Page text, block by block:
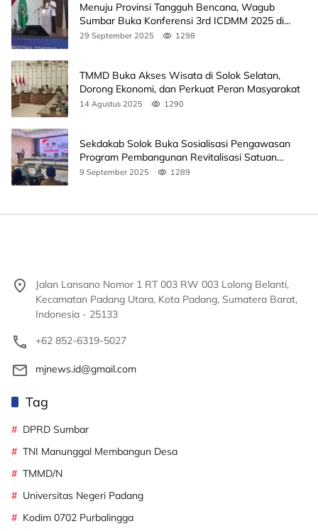
Menuju Provinsi Tangguh Bencana, Wagub
Sumbar Buka Konferensi 3rd ICDMM 2025 di
Unand
29 September 2025 1298
TMMD Buka Akses Wisata di Solok Selatan,
Dorong Ekonomi, dan Perkuat Peran Masyarakat
14 Agustus 2025 1290
Sekdakab Solok Buka Sosialisasi Pengawasan
Program Pembangunan Revitalisasi Satuan
Pendidikan
9 September 2025 1289
Jalan Lansano Nomor 1 RT 003 RW 003 Lolong Belanti,
Kecamatan Padang Utara, Kota Padang, Sumatera Barat,
Indonesia - 25133
+62 852-6319-5027
mjnews.id@gmail.com
Tag
DPRD Sumbar
TNI Manunggal Membangun Desa
TMMD/N
Universitas Negeri Padang
Kodim 0702 Purbalingga